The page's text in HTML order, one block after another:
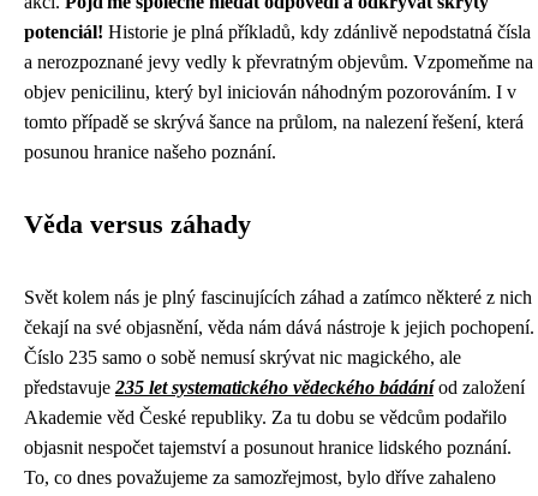
potenciál! Historie je plná příkladů, kdy zdánlivě nepodstatná čísla
a nerozpoznané jevy vedly k převratným objevům. Vzpomeňme na
objev penicilinu, který byl iniciován náhodným pozorováním. I v
tomto případě se skrývá šance na průlom, na nalezení řešení, která
posunou hranice našeho poznání.
Věda versus záhady
Svět kolem nás je plný fascinujících záhad a zatímco některé z nich
čekají na své objasnění, věda nám dává nástroje k jejich pochopení.
Číslo 235 samo o sobě nemusí skrývat nic magického, ale
představuje 235 let systematického vědeckého bádáníod založení
Akademie věd České republiky. Za tu dobu se vědcům podařilo
objasnit nespočet tajemství a posunout hranice lidského poznání.
To, co dnes považujeme za samozřejmost, bylo dříve zahaleno